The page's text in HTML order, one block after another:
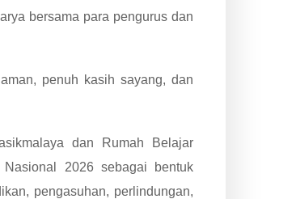
bersama para pengurus dan
penuh kasih sayang, dan
dan Rumah Belajar
2026 sebagai bentuk
pengasuhan, perlindungan,